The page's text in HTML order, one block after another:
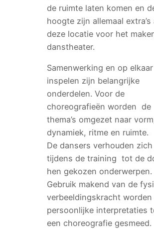
de ruimte laten komen en
hoogte zijn allemaal extra’s
deze locatie voor het
danstheater.
Samenwerking en op elkaar
inspelen zijn belangrijke
onderdelen. Voor de
choreografieën worden de
thema’s omgezet naar
dynamiek, ritme en ruimte.
De dansers verhouden zich
tijdens de training tot de
hen gekozen onderwerpen.
Gebruik makend van de
verbeeldingskracht worden
persoonlijke interpretaties
een choreografie gesmeed.